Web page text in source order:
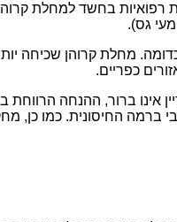
רפואיות בחשד למחלת
גס).
מחלת קרוהן שכיחה
ברור, ההנחה הרווחת
ברמה החיסונית. כמו כן,